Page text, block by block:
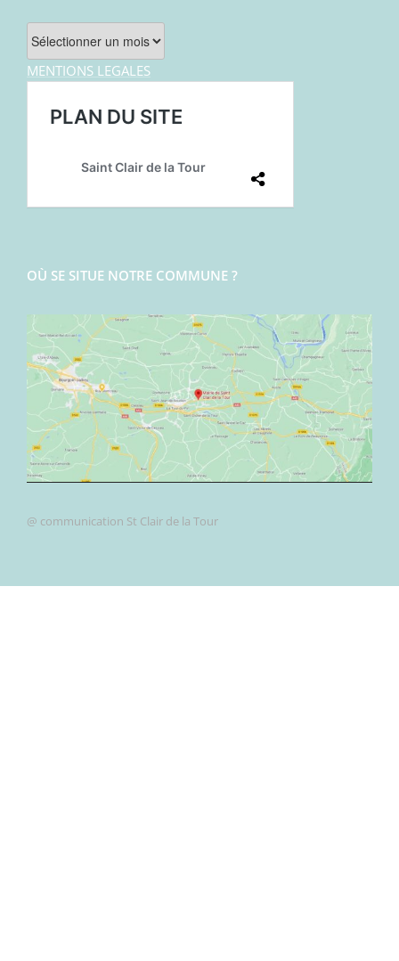
MENTIONS LEGALES
OÙ SE SITUE NOTRE COMMUNE ?
@ communication St Clair de la Tour